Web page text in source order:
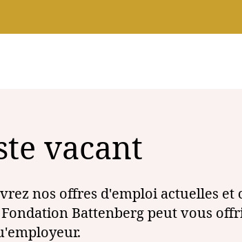
vacant
nos offres d'emploi actuelles et
Battenberg peut vous